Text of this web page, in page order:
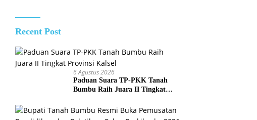
Recent Post
6 Agustus 2026
Paduan Suara TP-PKK Tanah
Bumbu Raih Juara II Tingkat